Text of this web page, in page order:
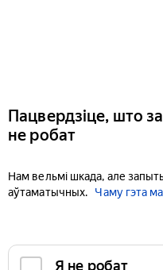
Пацвердзіце, што
не робат
Нам вельмі шкада, але
аўтаматычных.
Чаму гэта
Я не робат